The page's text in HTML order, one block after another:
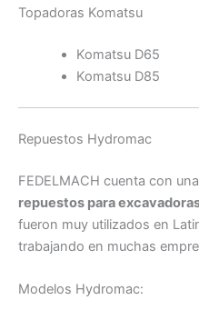
Topadoras Komatsu
Komatsu D65
Komatsu D85
Repuestos Hydromac
FEDELMACH cuenta con
repuestos para
fueron muy utilizados en
trabajando en muchas
Modelos Hydromac: